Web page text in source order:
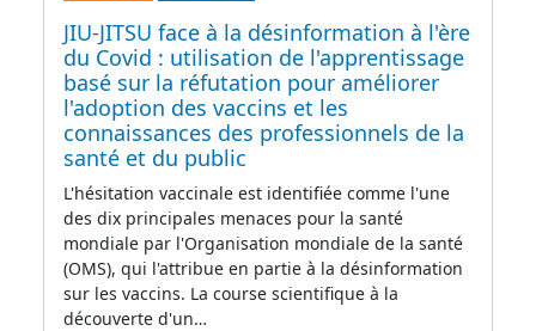
JIU-JITSU face à la désinformation à l'ère
du Covid : utilisation de l'apprentissage
basé sur la réfutation pour améliorer
l'adoption des vaccins et les
connaissances des professionnels de la
santé et du public
L'hésitation vaccinale est identifiée comme l'une
des dix principales menaces pour la santé
mondiale par l'Organisation mondiale de la santé
(OMS), qui l'attribue en partie à la désinformation
sur les vaccins. La course scientifique à la
découverte d'un…